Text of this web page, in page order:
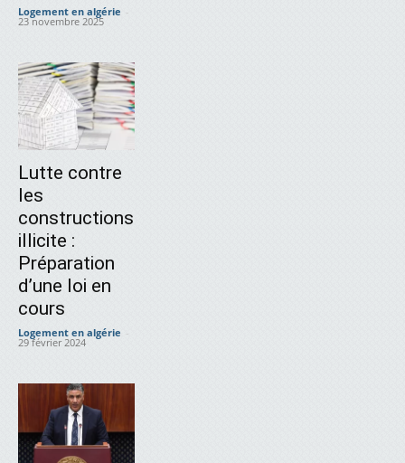
Logement en algérie -
23 novembre 2025
Lutte contre
les
constructions
illicite :
Préparation
d’une loi en
cours
Logement en algérie -
29 février 2024